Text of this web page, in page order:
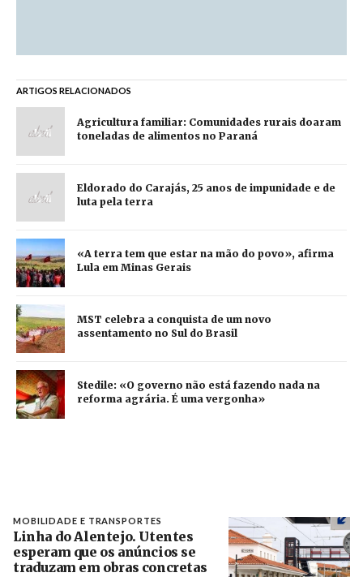
ARTIGOS RELACIONADOS
Agricultura familiar: Comunidades rurais doaram
toneladas de alimentos no Paraná
Eldorado do Carajás, 25 anos de impunidade e de
luta pela terra
«A terra tem que estar na mão do povo», afirma
Lula em Minas Gerais
MST celebra a conquista de um novo
assentamento no Sul do Brasil
Stedile: «O governo não está fazendo nada na
reforma agrária. É uma vergonha»
MOBILIDADE E TRANSPORTES
Linha do Alentejo. Utentes
esperam que os anúncios se
traduzam em obras concretas